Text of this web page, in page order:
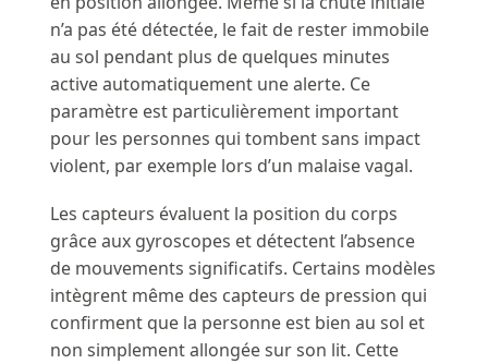
n’a pas été détectée, le fait de rester immobile
au sol pendant plus de quelques minutes
active automatiquement une alerte. Ce
paramètre est particulièrement important
pour les personnes qui tombent sans impact
violent, par exemple lors d’un malaise vagal.
Les capteurs évaluent la position du corps
grâce aux gyroscopes et détectent l’absence
de mouvements significatifs. Certains modèles
intègrent même des capteurs de pression qui
confirment que la personne est bien au sol et
non simplement allongée sur son lit. Cette